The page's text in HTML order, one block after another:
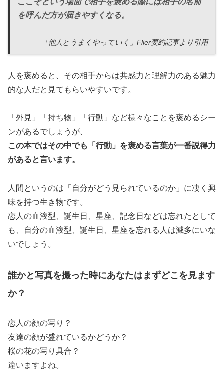
ここぞという場面で相手を褒める際には相手の名前
を呼んだ方が届きやすくなる。
「他人とうまくやっていく」Flier要約記事より引用
人を褒めると、その相手からは共感力と理解力のある魅力
的な人だと見てもらいやすいです。
「外見」「持ち物」「行動」など様々なことを褒めるシー
ンがあるでしょうが、
この本ではその中でも「行動」を褒める言葉が一番説得力
があると言います。
人間というのは「自分がどう見られているのか」に凄く興
味を持つ生き物です。
恋人の血液型、誕生日、星座、記念日などは忘れたとして
も、自分の血液型、誕生日、星座を忘れる人は滅多にいな
いでしょう。
誰かと写真を撮った時にあなたはまずどこを見ます
か？
恋人の顔の写り？
友達の顔が盛れているかどうか？
桜の花の写り具合？
違いますよね。